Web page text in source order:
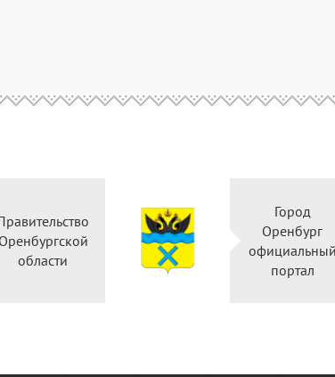
Правительство
Оренбургской
области
Город
Оренбург
официальный
портал